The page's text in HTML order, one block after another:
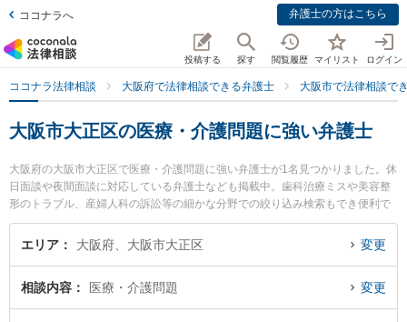
ココナラへ 弁護士の方はこちら
投稿する 探す 閲覧履歴 マイリスト ログイン
ココナラ法律相談 大阪府で法律相談できる弁護士 大阪市で法律相談で
大阪市大正区の医療・介護問題に強い弁護士
大阪府の大阪市大正区で医療・介護問題に強い弁護士が1名見つかりました。休
日面談や夜間面談に対応している弁護士なども掲載中。歯科治療ミスや美容整
形のトラブル、産婦人科の訴訟等の細かな分野での絞り込み検索もでき便利で
す。特に大正法律事務所の岡 英男弁護士のプロフィール情報や弁護士費用、強
みなどが注目されています。『大阪市大正区で土日や夜間に発生した医療・介
問題を法律相談できる大阪市大正区内の弁護士に相談予約したい』などでお困
りの相談者さんにおすすめです。
エリア 大阪府、大阪市大正区 変更
相談内容 医療・介護問題 変更